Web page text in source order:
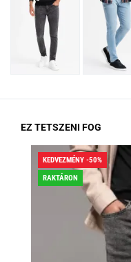
EZ TETSZENI FOG
KEDVEZMÉNY -50%
RAKTÁRON